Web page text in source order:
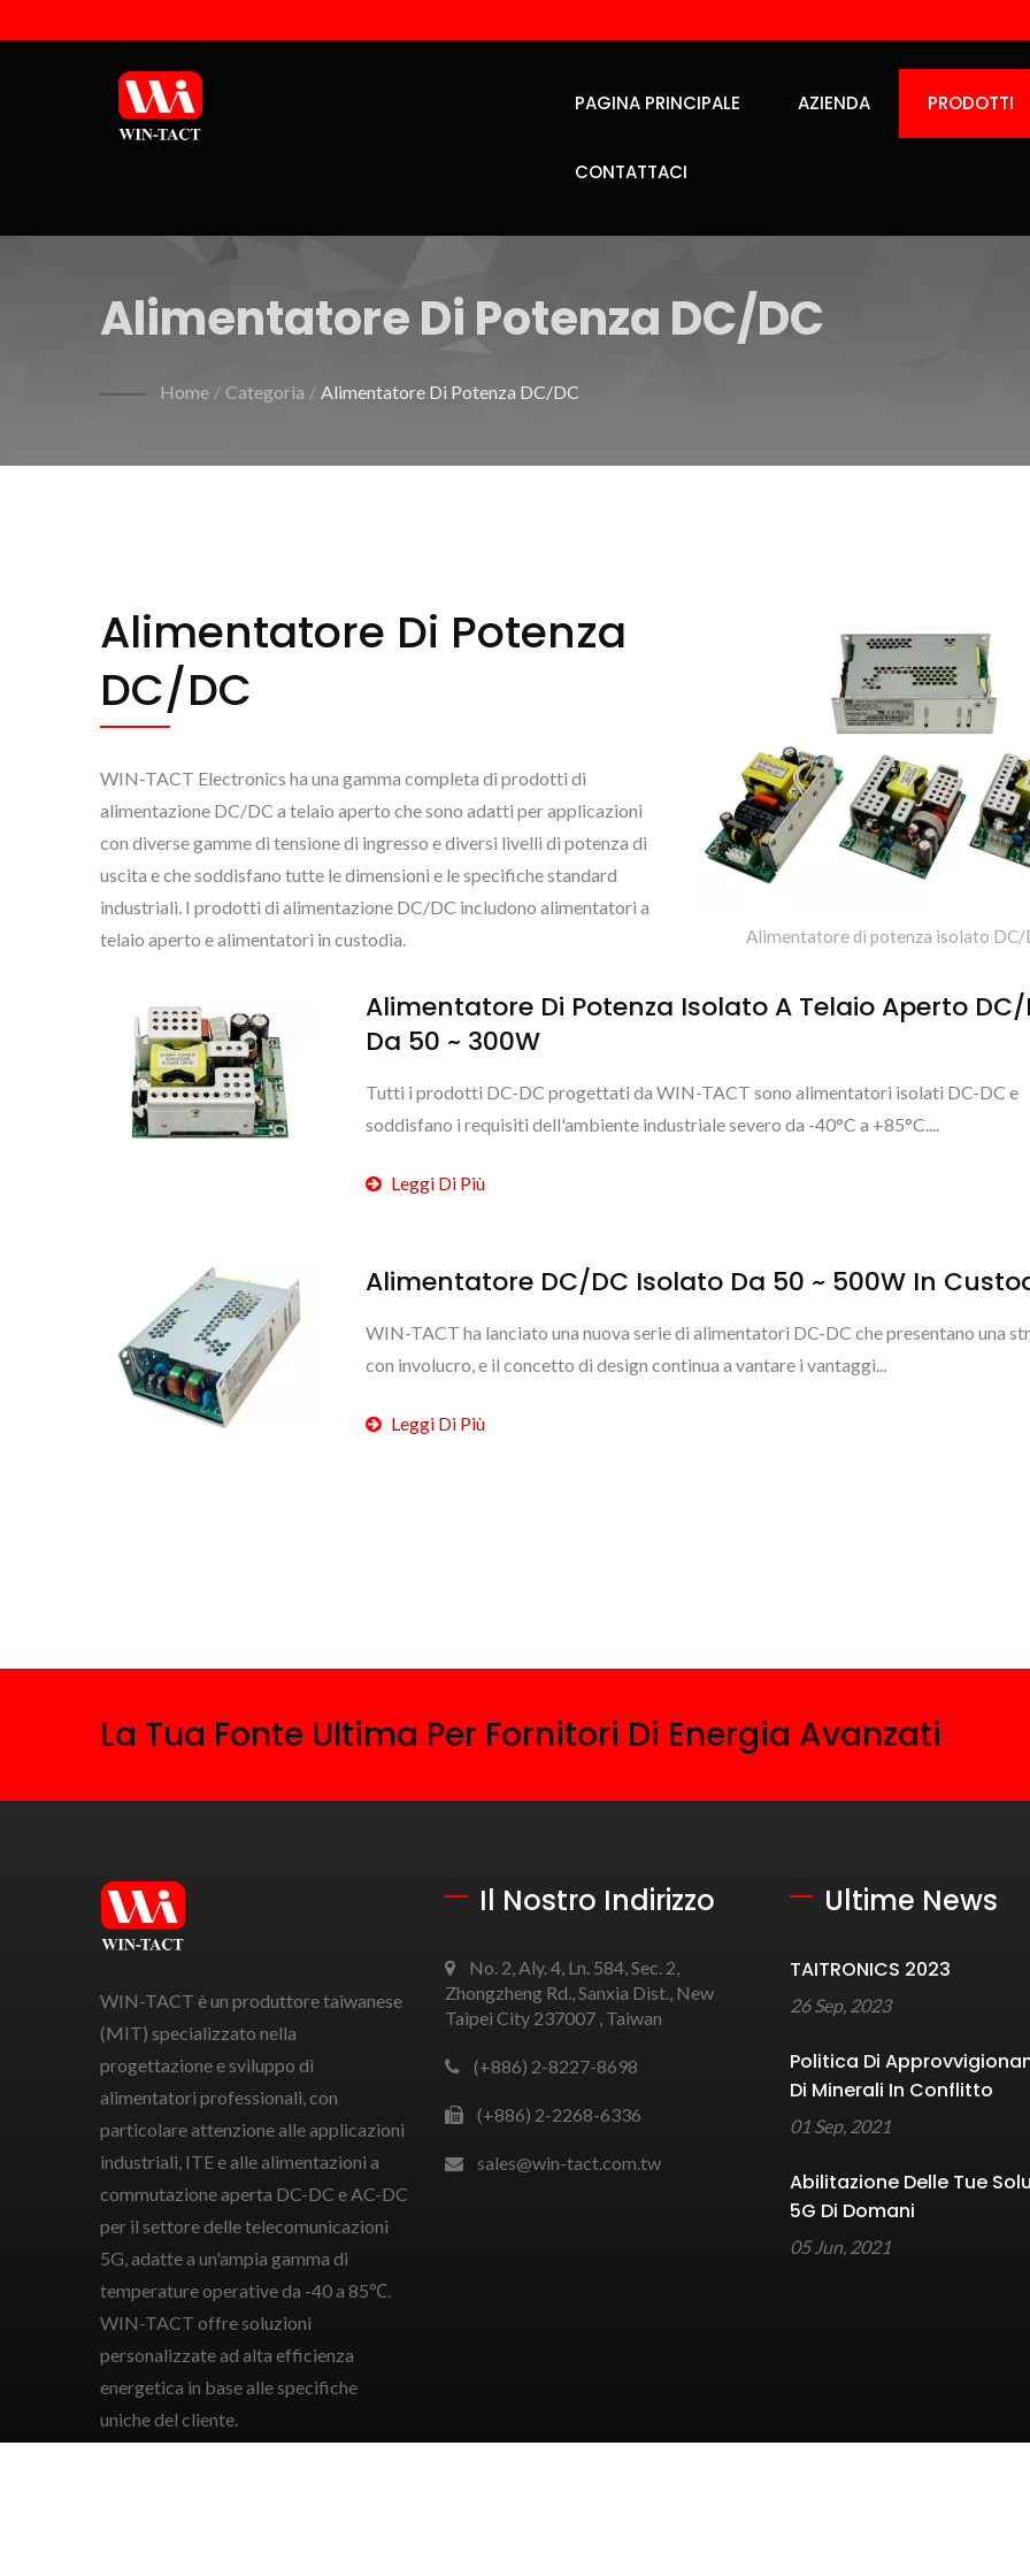
PAGINA PRINCIPALE AZIENDA PRODOTTI
CONTATTACI
Alimentatore Di Potenza DC/DC
Home / Categoria / Alimentatore Di Potenza DC/DC
Alimentatore di potenza isolato DC/
Alimentatore Di Potenza
DC/DC
WIN-TACT Electronics ha una gamma completa di prodotti di
alimentazione DC/DC a telaio aperto che sono adatti per applicazioni
con diverse gamme di tensione di ingresso e diversi livelli di potenza di
uscita e che soddisfano tutte le dimensioni e le specifiche standard
industriali. I prodotti di alimentazione DC/DC includono alimentatori a
telaio aperto e alimentatori in custodia.
Alimentatore Di Potenza Isolato A Telaio Aperto DC/
Da 50 ~ 300W
Tutti i prodotti DC-DC progettati da WIN-TACT sono alimentatori isolati DC-DC e
soddisfano i requisiti dell'ambiente industriale severo da -40°C a +85°C....
Leggi Di Più
Alimentatore DC/DC Isolato Da 50 ~ 500W In
WIN-TACT ha lanciato una nuova serie di alimentatori DC-DC che presentano una
con involucro, e il concetto di design continua a vantare i vantaggi...
Leggi Di Più
NUOVI Alimentatori DC/DC
50 ~ 500Wmax
Alimentazione AC/
Incapsulata
La Tua Fonte Ultima Per Fornitori Di Energia Avanzati
WIN-TACT è un produttore taiwanese
(MIT) specializzato nella
progettazione e sviluppo di
alimentatori professionali, con
particolare attenzione alle applicazioni
industriali, ITE e alle alimentazioni a
commutazione aperta DC-DC e AC-DC
per il settore delle telecomunicazioni
5G, adatte a un'ampia gamma di
temperature operative da -40 a 85℃.
WIN-TACT offre soluzioni
personalizzate ad alta efficienza
energetica in base alle specifiche
uniche del cliente.
Il Nostro Indirizzo
No. 2, Aly. 4, Ln. 584, Sec. 2,
Zhongzheng Rd., Sanxia Dist., New
Taipei City 237007 , Taiwan
(+886) 2-8227-8698
(+886) 2-2268-6336
sales@win-tact.com.tw
Ultime News
TAITRONICS 2023
26 Sep, 2023
Politica Di
Di Minerali In Conflitto
01 Sep, 2021
Abilitazione Delle Tue
5G Di Domani
05 Jun, 2021